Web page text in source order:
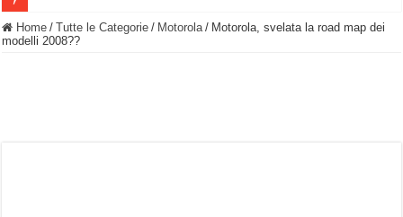
BASTA FATICARE! Questo robot tagliaerba lo appoggi e fa tutto lui! (Senza
Home / Tutte le Categorie / Motorola / Motorola, svelata la road map dei
modelli 2008??